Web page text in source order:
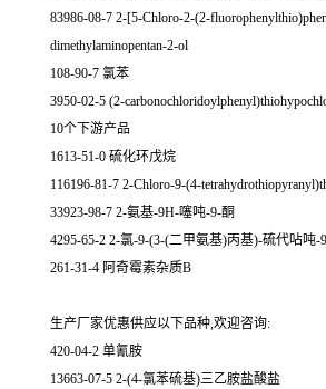
83986-08-7 2-[5-Chloro-2-(2-
dimethylaminopentan-2-ol
108-90-7 氯苯
3950-02-5 (2-
10个下游产品
1613-51-0 硫化环戊烷
116196-81-7 2-Chloro-9-(4-
33923-98-7 2-氨基-9H-噻吨-9-酮
4295-65-2 2-氯-9-(3-(二甲氨基)丙基)-硫代呫吨-
261-31-4 阿奇霉素杂质B
生产厂家优惠供应以下品种,欢迎咨询:
420-04-2 单氰胺
13663-07-5 2-(4-氯苯硫基)三乙胺盐酸盐